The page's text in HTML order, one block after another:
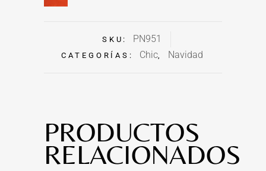
SKU: PN951
CATEGORÍAS: Chic, Navidad
PRODUCTOS
RELACIONADOS